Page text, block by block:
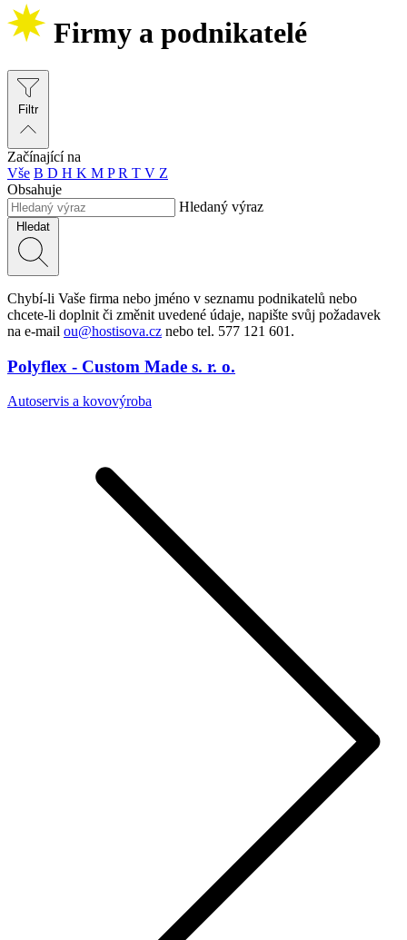
Firmy a podnikatelé
Filtr
Začínající na
Vše B D H K M PR T V Z
Obsahuje
Hledaný výraz
Hledat
Chybí-li Vaše firma nebo jméno v seznamu podnikatelů nebo
chcete-li doplnit či změnit uvedené údaje, napište svůj požadavek
na e-mail ou@hostisova.cz nebo tel. 577 121 601.
Polyflex - Custom Made s. r. o.
Autoservis a kovovýroba